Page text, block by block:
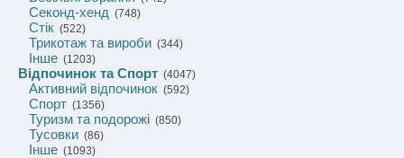
Секонд-хенд (748)
Стік (522)
Трикотаж та вироби (344)
Інше (1203)
Відпочинок та Спорт (4047)
Активний відпочинок (592)
Спорт (1356)
Туризм та подорожі (850)
Тусовки (86)
Інше (1093)